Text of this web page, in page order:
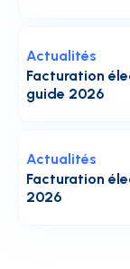
Facturation
guide 2026
Actualités
Facturation
2026
Actualités